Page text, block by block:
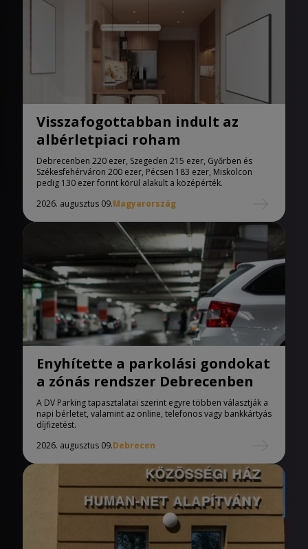
Visszafogottabban indult az
albérletpiaci roham
Debrecenben 220 ezer, Szegeden 215 ezer, Győrben és
Székesfehérváron 200 ezer, Pécsen 183 ezer, Miskolcon
pedig 130 ezer forint körül alakult a középérték.
2026. augusztus 09.Magyarország
Enyhítette a parkolási gondokat
a zónás rendszer Debrecenben
A DV Parking tapasztalatai szerint egyre többen választják a
napi bérletet, valamint az online, telefonos vagy bankkártyás
díjfizetést.
2026. augusztus 09.Debrecen